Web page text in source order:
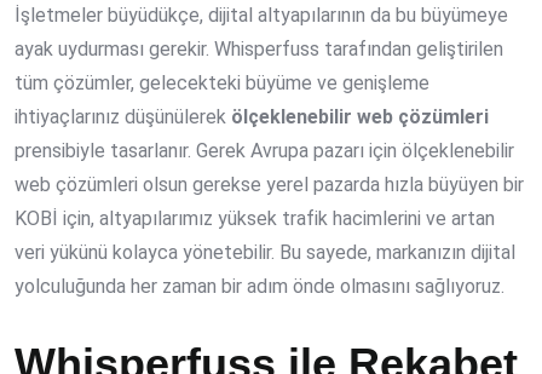
İşletmeler büyüdükçe, dijital altyapılarının da bu büyümeye
ayak uydurması gerekir. Whisperfuss tarafından geliştirilen
tüm çözümler, gelecekteki büyüme ve genişleme
ihtiyaçlarınız düşünülerek ölçeklenebilir web çözümleri
prensibiyle tasarlanır. Gerek Avrupa pazarı için ölçeklenebilir
web çözümleri olsun gerekse yerel pazarda hızla büyüyen bir
KOBİ için, altyapılarımız yüksek trafik hacimlerini ve artan
veri yükünü kolayca yönetebilir. Bu sayede, markanızın dijital
yolculuğunda her zaman bir adım önde olmasını sağlıyoruz.